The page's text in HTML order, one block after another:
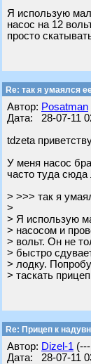
Я использую
насос на 12
просто
Re: так я умаялся
Автор: Posatman
Дата: 28-07-11
tdzeta
У меня насос
часто туда
> >>> так я
>
> Я использую
> насосом и
> вольт. Он не
> быстро
> лодку.
> таскать
Re: Прицеп к
Автор: Dizel-1
Дата: 28-07-11